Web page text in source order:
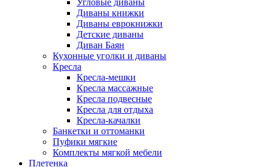
Угловые диваны
Диваны книжки
Диваны еврокнижки
Детские диваны
Диван Баян
Кухонные уголки и диваны
Кресла
Кресла-мешки
Кресла массажные
Кресла подвесные
Кресла для отдыха
Кресла-качалки
Банкетки и оттоманки
Пуфики мягкие
Комплекты мягкой мебели
Плетенка